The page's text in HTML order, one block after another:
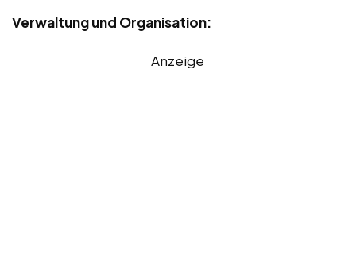
Verwaltung und Organisation:
Anzeige